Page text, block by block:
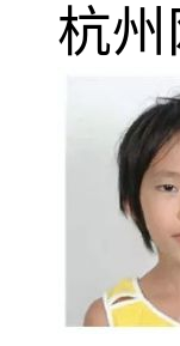
杭州